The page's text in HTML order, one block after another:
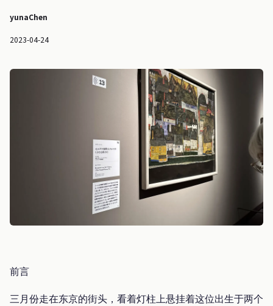
yunaChen
2023-04-24
前言
三月份走在东京的街头，看着灯柱上悬挂着这位出生于两个